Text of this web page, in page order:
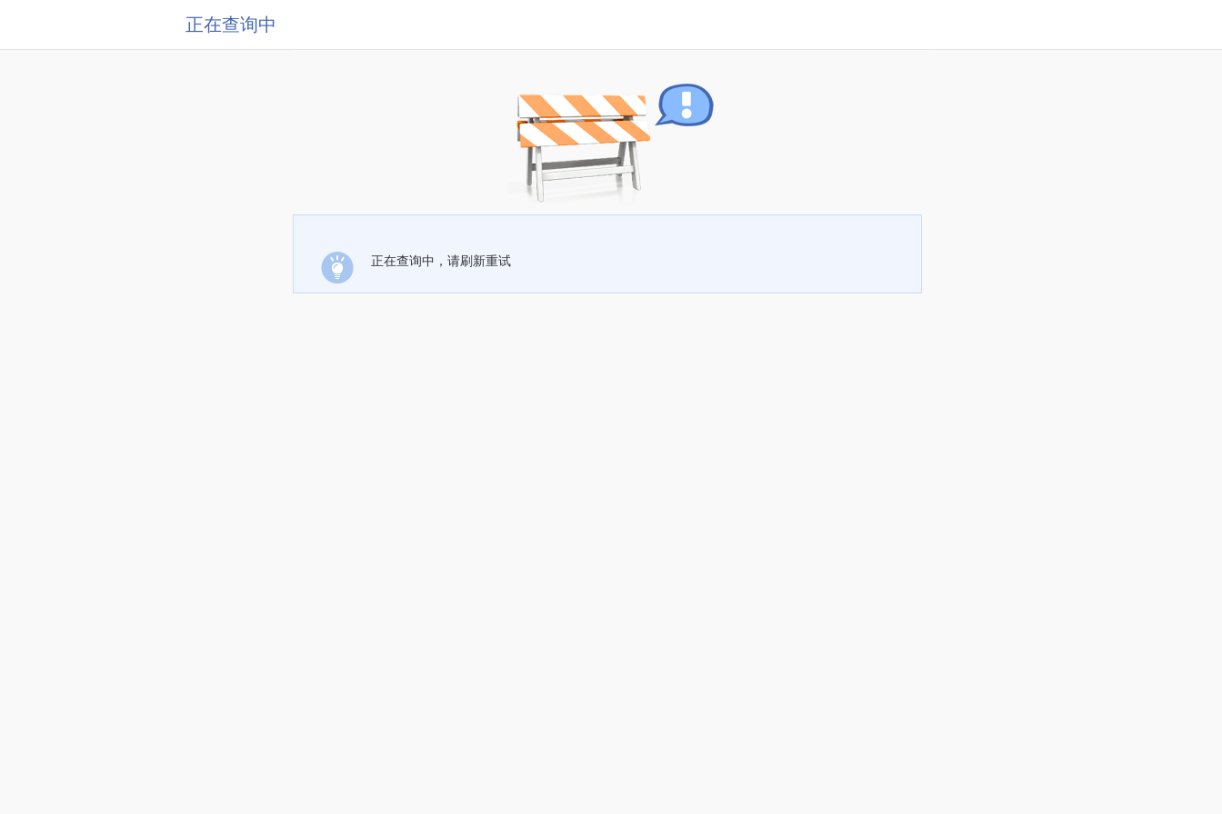
正在查询中
正在查询中，请刷新重试